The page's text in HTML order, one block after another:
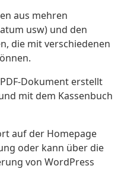
aus mehren
usw) und den
die mit verschiedenen
Dokument erstellt
mit dem Kassenbuch
auf der Homepage
oder kann über die
von WordPress